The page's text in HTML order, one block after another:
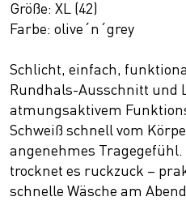
Größe: XL (42)
Farbe: olive´n´grey
Schlicht, einfach,
Rundhals-Ausschnitt und
atmungsaktivem
Schweiß schnell vom
angenehmes Tragegefühl.
trocknet es ruckzuck –
schnelle Wäsche am